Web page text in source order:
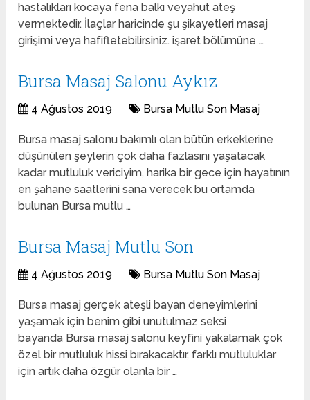
hastalıkları kocaya fena balkı veyahut ateş
vermektedir. İlaçlar haricinde şu şikayetleri masaj
girişimi veya hafifletebilirsiniz. işaret bölümüne …
Bursa Masaj Salonu Aykız
4 Ağustos 2019 Bursa Mutlu Son Masaj
Bursa masaj salonu bakımlı olan bütün erkeklerine
düşünülen şeylerin çok daha fazlasını yaşatacak
kadar mutluluk vericiyim, harika bir gece için hayatının
en şahane saatlerini sana verecek bu ortamda
bulunan Bursa mutlu …
Bursa Masaj Mutlu Son
4 Ağustos 2019 Bursa Mutlu Son Masaj
Bursa masaj gerçek ateşli bayan deneyimlerini
yaşamak için benim gibi unutulmaz seksi
bayanda Bursa masaj salonu keyfini yakalamak çok
özel bir mutluluk hissi bırakacaktır, farklı mutluluklar
için artık daha özgür olanla bir …